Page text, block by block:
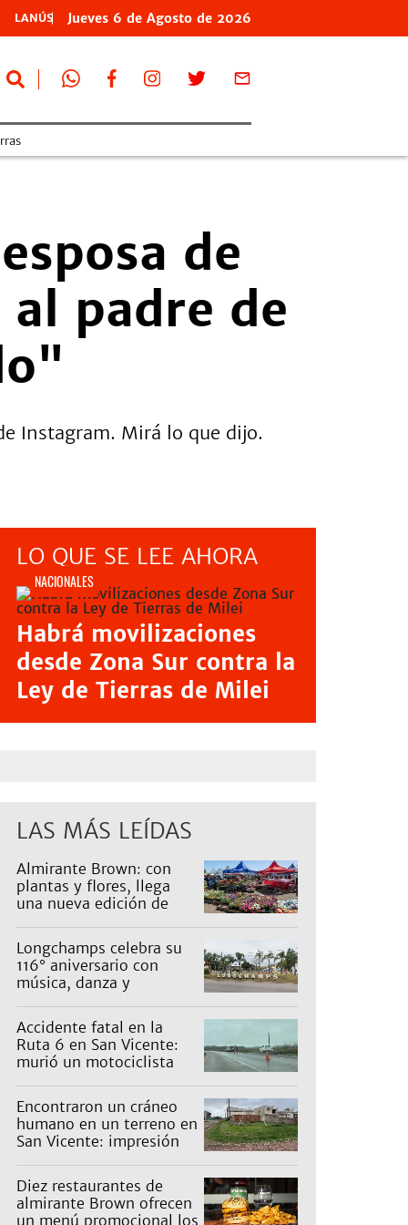
LANÚS Jueves 6 de Agosto de 2026
de
padre de
Instagram. Mirá lo que dijo.
LO QUE SE LEE AHORA
NACIONALES
Habrá movilizaciones
desde Zona Sur contra la
Ley de Tierras de Milei
LAS MÁS LEÍDAS
Almirante Brown: con
plantas y flores, llega
una nueva edición de
Longchamps celebra su
116° aniversario con
música, danza y
familia
Accidente fatal en la
Ruta 6 en San Vicente:
murió un motociclista
Encontraron un cráneo
humano en un terreno en
San Vicente: impresión
Diez restaurantes de
almirante Brown ofrecen
un menú promocional los